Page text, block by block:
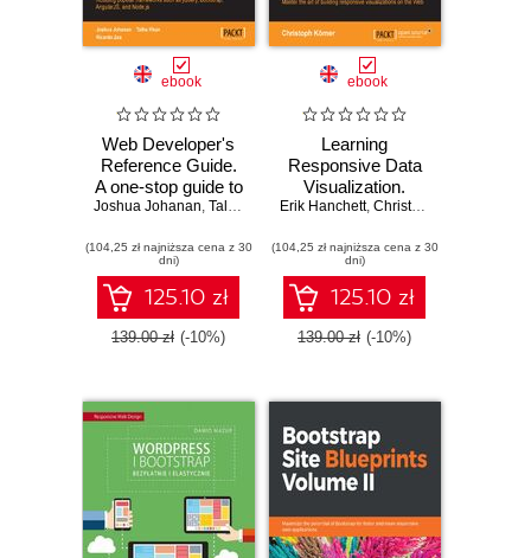
ebook
Web Developer's
Reference Guide.
A one-stop guide to
the essentials of
including popular
frameworks such
as jQuery,
Bootstrap,
AngularJS, and
Joshua Johanan, Talha Khan ,Ricardo Zea
(104,25 zł najniższa cena z 30
dni)
125.10 zł
139.00 zł (-10%)
ebook
Learning
Responsive Data
Visualization.
Create stunning
that look awesome
on every device
and screen
resolutions
Erik Hanchett, Christoph Körner
(104,25 zł najniższa cena z 30
dni)
125.10 zł
139.00 zł (-10%)